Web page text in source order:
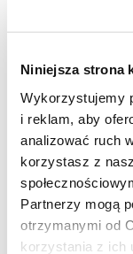
Niniejsza strona
Wykorzystujemy
i reklam, aby
analizować ruch
korzystasz z
Partnerzy mogą
otrzymanymi od
korzystania z ich
Pielęgnacja zębów u
Pielęgnacja zębów u